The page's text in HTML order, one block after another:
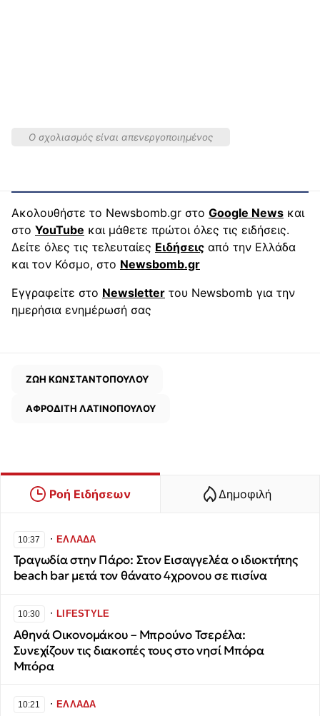
Ο σχολιασμός είναι απενεργοποιημένος
Ακολουθήστε το Newsbomb.gr στο Google News και
στο YouTube και μάθετε πρώτοι όλες τις ειδήσεις.
Δείτε όλες τις τελευταίες Ειδήσεις από την Ελλάδα
και τον Κόσμο, στο Newsbomb.gr
Εγγραφείτε στο Newsletter του Newsbomb για την
ημερήσια ενημέρωσή σας
ΖΩΗ ΚΩΝΣΤΑΝΤΟΠΟΥΛΟΥ
ΑΦΡΟΔΙΤΗ ΛΑΤΙΝΟΠΟΥΛΟΥ
Ροή Ειδήσεων Δημοφιλή
10:37 ∙ΕΛΛΑΔΑ
Τραγωδία στην Πάρο: Στον Εισαγγελέα ο ιδιοκτήτης
beach bar μετά τον θάνατο 4χρονου σε πισίνα
10:30 ∙LIFESTYLE
Αθηνά Οικονομάκου – Μπρούνο Τσερέλα:
Συνεχίζουν τις διακοπές τους στο νησί Μπόρα
Μπόρα
10:21 ∙ΕΛΛΑΔΑ